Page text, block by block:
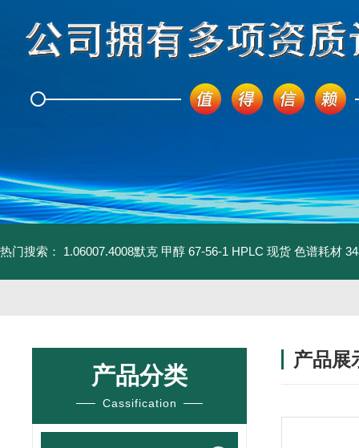
热门搜索： 1.06007.4008默克 甲醇 67-56-1 HPLC 现货 色谱耗材
产品分类
Cassification
产品展